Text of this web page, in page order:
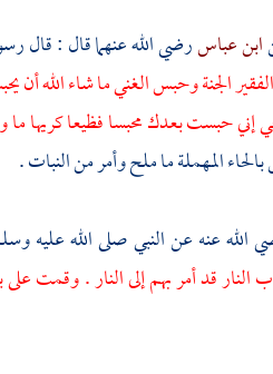
ابن عباسرضي الله عنهما قال : قال
الجنة وحبس الغني ما شاء الله
حبست بعدك محبسا فظيعا كريها
المهملة ما ملح وأمر من النبات .
الله عنه عن النبي صلى الله عليه
قد أمر بهم إلى النار . وقمت على